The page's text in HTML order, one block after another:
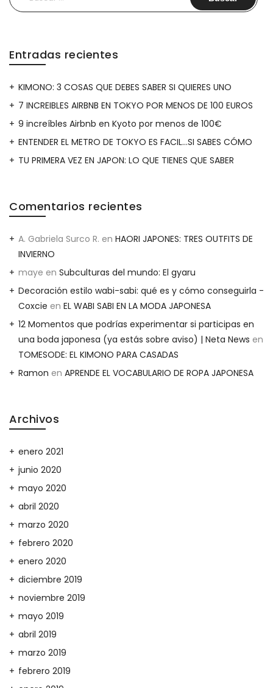
Entradas recientes
KIMONO: 3 COSAS QUE DEBES SABER SI QUIERES UNO
7 INCREIBLES AIRBNB EN TOKYO POR MENOS DE 100 EUROS
9 increíbles Airbnb en Kyoto por menos de 100€
ENTENDER EL METRO DE TOKYO ES FACIL…SI SABES CÓMO
TU PRIMERA VEZ EN JAPON: LO QUE TIENES QUE SABER
Comentarios recientes
A. Gabriela Surco R. en HAORI JAPONES: TRES OUTFITS DE
INVIERNO
maye en Subculturas del mundo: El gyaru
Decoración estilo wabi-sabi: qué es y cómo conseguirla -
Coxcie en EL WABI SABI EN LA MODA JAPONESA
12 Momentos que podrías experimentar si participas en
una boda japonesa (ya estás sobre aviso) | Neta News en
TOMESODE: EL KIMONO PARA CASADAS
Ramon en APRENDE EL VOCABULARIO DE ROPA JAPONESA
Archivos
enero 2021
junio 2020
mayo 2020
abril 2020
marzo 2020
febrero 2020
enero 2020
diciembre 2019
noviembre 2019
mayo 2019
abril 2019
marzo 2019
febrero 2019